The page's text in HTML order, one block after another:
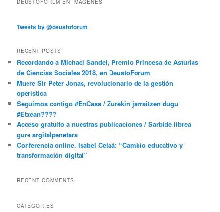
DEUSTOFORUM EN IMÁGENES
Tweets by @deustoforum
RECENT POSTS
Recordando a Michael Sandel, Premio Princesa de Asturias
de Ciencias Sociales 2018, en DeustoForum
Muere Sir Peter Jonas, revolucionario de la gestión
operística
Seguimos contigo #EnCasa / Zurekin jarraitzen dugu
#Etxean????
Acceso gratuito a nuestras publicaciones / Sarbide librea
gure argitalpenetara
Conferencia online. Isabel Celaá: “Cambio educativo y
transformación digital”
RECENT COMMENTS
CATEGORIES